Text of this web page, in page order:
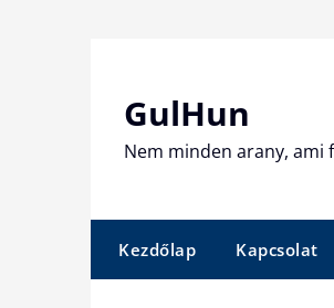
GulHun
Nem minden arany, ami
Kezdőlap Kapcsolat